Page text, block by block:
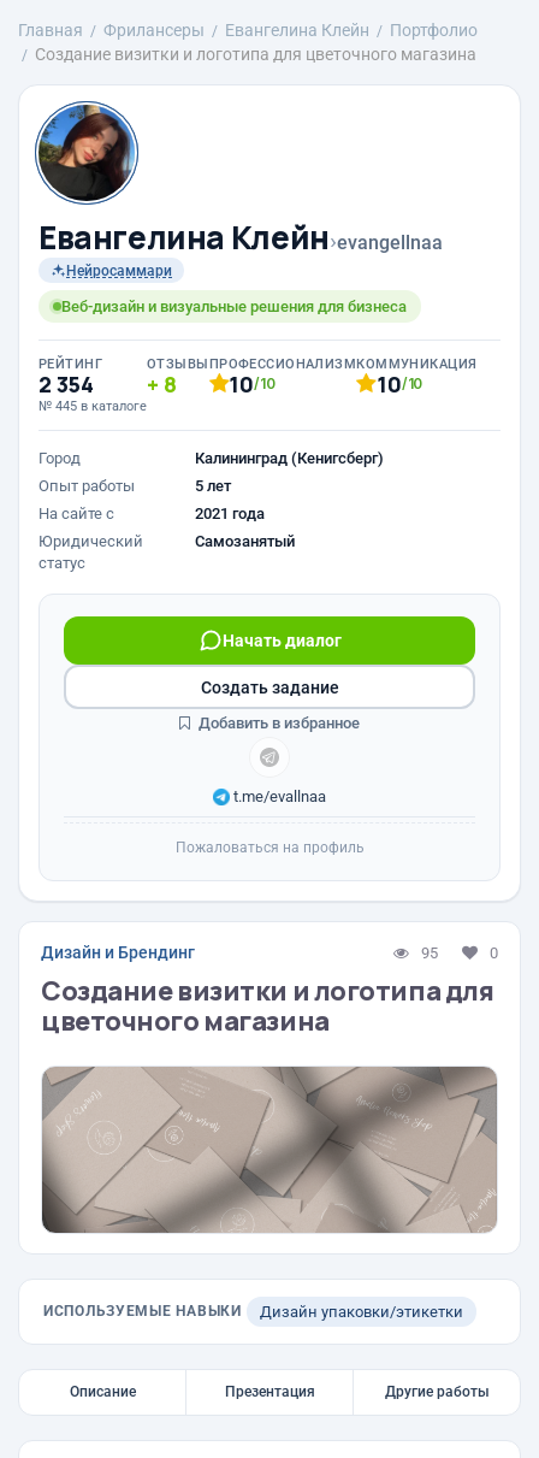
Главная Фрилансеры Евангелина Клейн
Портфолио
Создание визитки и логотипа для цветочного магазина
Евангелина Клейн›evangellnaa
Нейросаммари
Веб-дизайн и визуальные решения для бизнеса
РЕЙТИНГ
2 354
№ 445 в каталоге
ОТЗЫВЫ
8
ПРОФЕССИОНАЛИЗМ
10/10
КОММУНИКАЦИЯ
10/10
Город
Калининград (Кенигсберг)
Опыт работы
5 лет
На сайте с
2021 года
Юридический
статус
Самозанятый
Начать диалог
t.me/evallnaa
Создать задание
Добавить в избранное
Пожаловаться на профиль
Дизайн и Брендинг 95 0
Создание визитки и логотипа для
цветочного магазина
ИСПОЛЬЗУЕМЫЕ НАВЫКИ Дизайн упаковки/этикетки
Описание Презентация Другие работы